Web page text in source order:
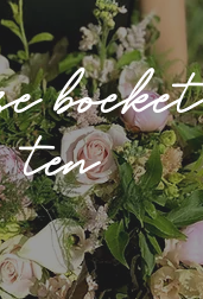
boeket
ten